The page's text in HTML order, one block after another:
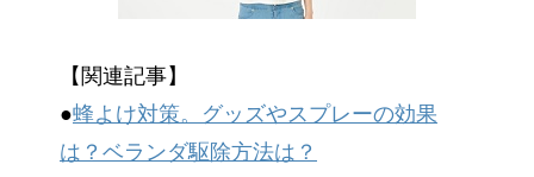
【関連記事】
●蜂よけ対策。グッズやスプレーの効果
は？ベランダ駆除方法は？